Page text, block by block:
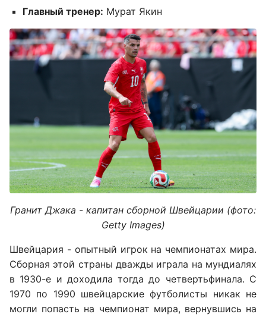
Главный тренер: Мурат Якин
Гранит Джака - капитан сборной Швейцарии (фото:
Getty Images)
Швейцария - опытный игрок на чемпионатах мира.
Сборная этой страны дважды играла на мундиалях
в 1930-е и доходила тогда до четвертьфинала. С
1970 по 1990 швейцарские футболисты никак не
могли попасть на чемпионат мира, вернувшись на